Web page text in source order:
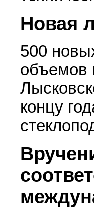
Новая
500
объемов
концу